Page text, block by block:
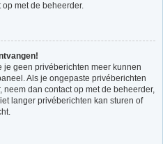
op met de beheerder.
geen privéberichten meer kunnen
Als je ongepaste privéberichten
dan contact op met de beheerder,
langer privéberichten kan sturen of